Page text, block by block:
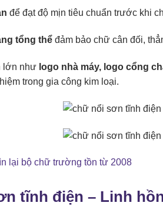
để đạt độ mịn tiêu chuẩn trước khi
tổng thểđảm bảo chữ cân đối,
lớn như logo nhà máy, logo cổng
trong gia công kim loại.
lại bộ chữ trường tồn từ 2008
tĩnh điện – Linh hồn